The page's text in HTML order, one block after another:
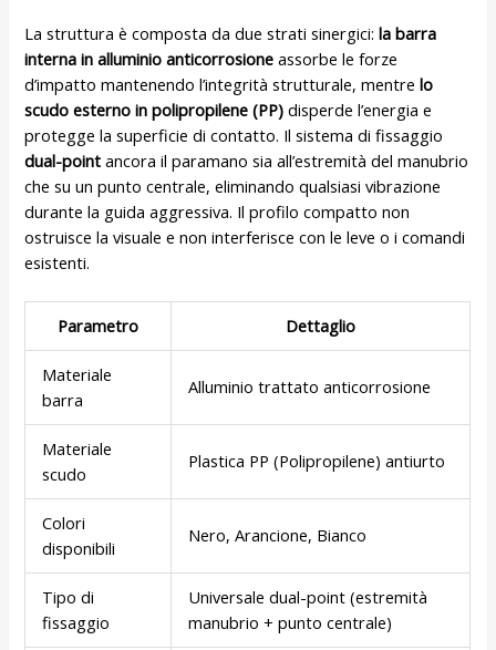
La struttura è composta da due strati sinergici:la barra
interna in alluminio anticorrosione assorbe le forze
d’impatto mantenendo l’integrità strutturale, mentrelo
scudo esterno in polipropilene (PP) disperde l’energia e
protegge la superficie di contatto. Il sistema di fissaggio
dual-point ancora il paramano sia all’estremità del manubrio
che su un punto centrale, eliminando qualsiasi vibrazione
durante la guida aggressiva. Il profilo compatto non
ostruisce la visuale e non interferisce con le leve o i comandi
esistenti.
Parametro Dettaglio
Materiale
barra
Alluminio trattato anticorrosione
Materiale
scudo
Plastica PP (Polipropilene) antiurto
Colori
disponibili
Nero, Arancione, Bianco
Tipo di
fissaggio
Universale dual-point (estremità
manubrio + punto centrale)